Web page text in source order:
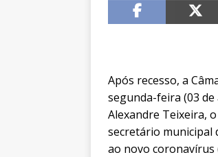
Após recesso, a
segunda-feira (03
Alexandre Teixeira,
secretário municipal
ao novo coronavírus